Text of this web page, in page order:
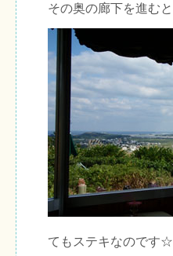
その奥の廊下を進む
てもステキなのです☆